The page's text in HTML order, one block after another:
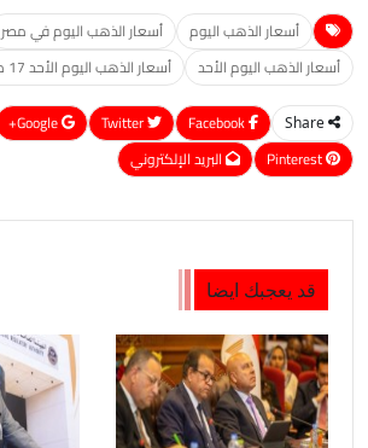
أسعار الذهب اليوم
أسعار الذهب اليوم في مصر
أسعار الذهب اليوم الأحد
أسعار الذهب اليوم الأحد 17 مايو 2026
Share
Google+
Pinterest
البريد الإلكتروني
قد يعجبك ايضا